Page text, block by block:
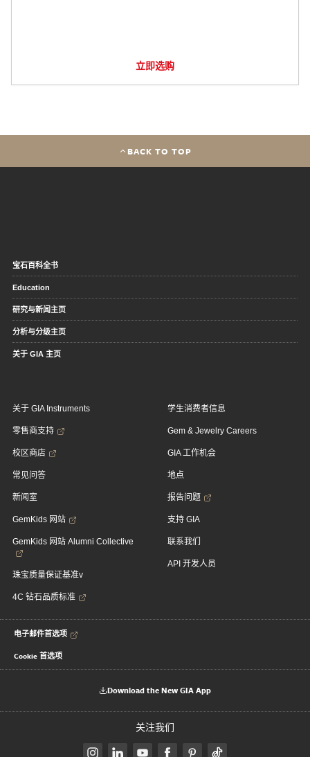
立即选购
BACK TO TOP
宝石百科全书
Education
研究与新闻主页
分析与分级主页
关于 GIA 主页
关于 GIA Instruments
零售商支持
校区商店
常见问答
新闻室
GemKids 网站
GemKids 网站 Alumni Collective
珠宝质量保证基准v
4C 钻石品质标准
学生消费者信息
Gem & Jewelry Careers
GIA 工作机会
地点
报告问题
支持 GIA
联系我们
API 开发人员
电子邮件首选项
Cookie 首选项
Download the New GIA App
关注我们